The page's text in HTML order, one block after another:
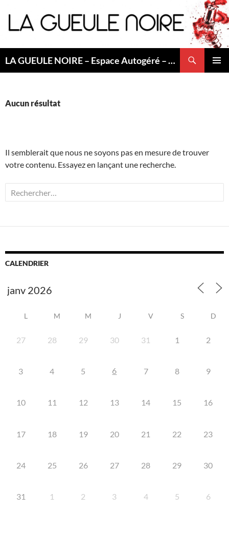
au
contenu
LA GUEULE NOIRE – Espace Autogéré – Saint Etienne
Aucun résultat
Il semblerait que nous ne soyons pas en mesure de trouver
votre contenu. Essayez en lançant une recherche.
Rechercher :
CALENDRIER
L M M J V S D
27 28 29 30 31 1 2
3 4 5 6 7 8 9
10 11 12 13 14 15 16
17 18 19 20 21 22 23
24 25 26 27 28 29 30
31 1 2 3 4 5 6